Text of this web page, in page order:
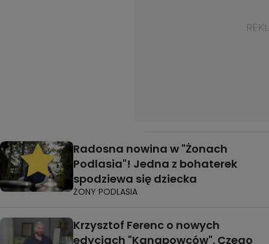
Radosna nowina w "Żonach
Podlasia"! Jedna z bohaterek
spodziewa się dziecka
ŻONY PODLASIA
Krzysztof Ferenc o nowych
edycjach "Kanapowców". Czego